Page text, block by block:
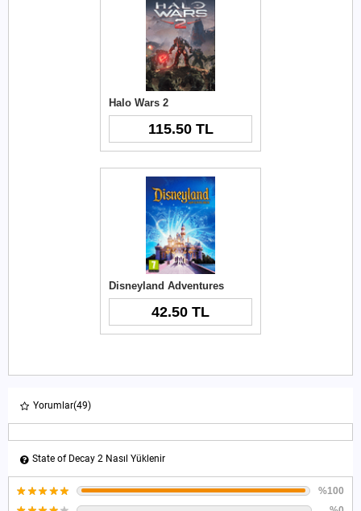
Halo Wars 2
115.50 TL
Disneyland Adventures
42.50 TL
Yorumlar(49)
State of Decay 2 Nasıl Yüklenir
%100